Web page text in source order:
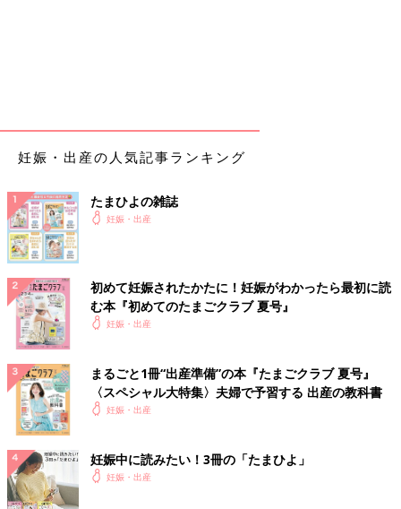
妊娠・出産の人気記事ランキング
たまひよの雑誌
妊娠・出産
初めて妊娠されたかたに！妊娠がわかったら最初に読
む本『初めてのたまごクラブ 夏号』
妊娠・出産
まるごと1冊“出産準備”の本『たまごクラブ 夏号』
〈スペシャル大特集〉夫婦で予習する 出産の教科書
妊娠・出産
妊娠中に読みたい！3冊の「たまひよ」
妊娠・出産